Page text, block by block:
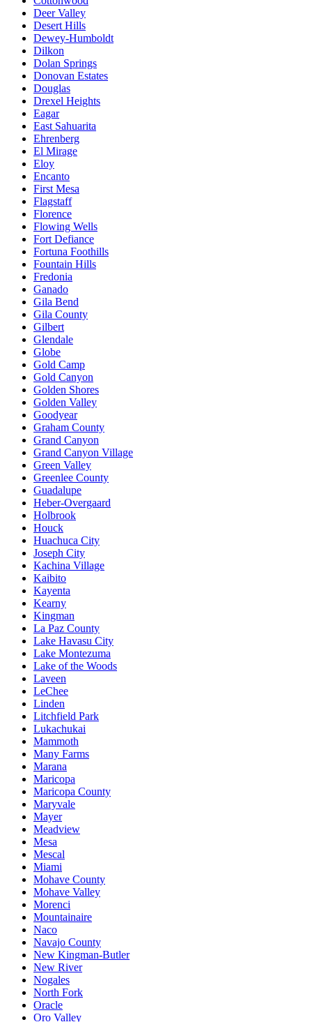
Deer Valley
Desert Hills
Dewey-Humboldt
Dilkon
Dolan Springs
Donovan Estates
Douglas
Drexel Heights
Eagar
East Sahuarita
Ehrenberg
El Mirage
Eloy
Encanto
First Mesa
Flagstaff
Florence
Flowing Wells
Fort Defiance
Fortuna Foothills
Fountain Hills
Fredonia
Ganado
Gila Bend
Gila County
Gilbert
Glendale
Globe
Gold Camp
Gold Canyon
Golden Shores
Golden Valley
Goodyear
Graham County
Grand Canyon
Grand Canyon Village
Green Valley
Greenlee County
Guadalupe
Heber-Overgaard
Holbrook
Houck
Huachuca City
Joseph City
Kachina Village
Kaibito
Kayenta
Kearny
Kingman
La Paz County
Lake Havasu City
Lake Montezuma
Lake of the Woods
Laveen
LeChee
Linden
Litchfield Park
Lukachukai
Mammoth
Many Farms
Marana
Maricopa
Maricopa County
Maryvale
Mayer
Meadview
Mesa
Mescal
Miami
Mohave County
Mohave Valley
Morenci
Mountainaire
Naco
Navajo County
New Kingman-Butler
New River
Nogales
North Fork
Oracle
Oro Valley